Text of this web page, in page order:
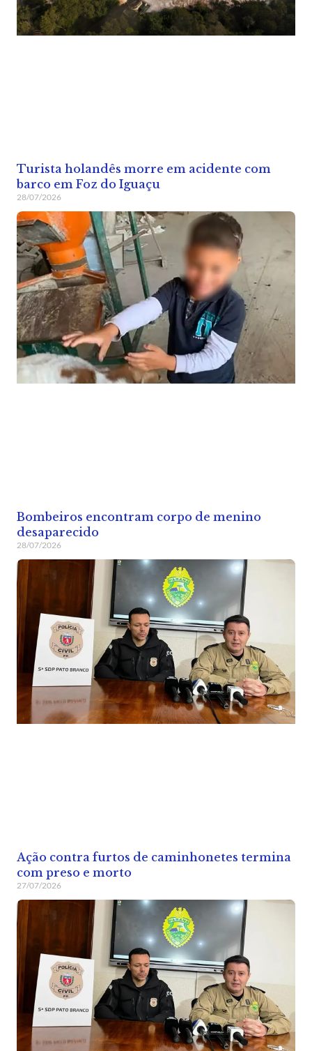
Turista holandês morre em acidente com
barco em Foz do Iguaçu
28/07/2026
Bombeiros encontram corpo de menino
desaparecido
28/07/2026
Ação contra furtos de caminhonetes termina
com preso e morto
27/07/2026